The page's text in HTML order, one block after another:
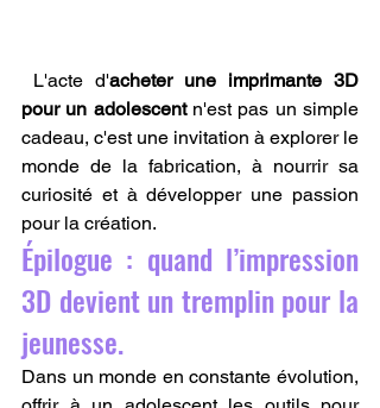
L'acte d'acheter une imprimante 3D
pour un adolescent n'est pas un simple
cadeau, c'est une invitation à explorer le
monde de la fabrication, à nourrir sa
curiosité et à développer une passion
pour la création.
Épilogue : quand l’impression
3D devient un tremplin pour la
jeunesse.
Dans un monde en constante évolution,